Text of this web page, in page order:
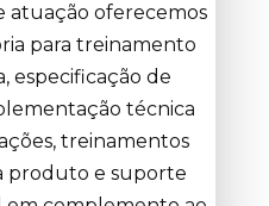
atuação oferecemos
para treinamento
especificação de
técnica
treinamentos
produto e suporte